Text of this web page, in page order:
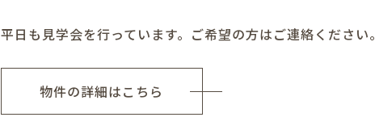
平日も見学会を行っています。ご希望の方はご連絡ください。
物件の詳細はこちら